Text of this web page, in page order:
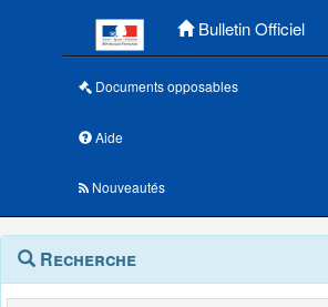
Bulletin Officiel
Documents opposables
Aide
Nouveautés
Navigation
outils
Menu
contextuel
Recherche